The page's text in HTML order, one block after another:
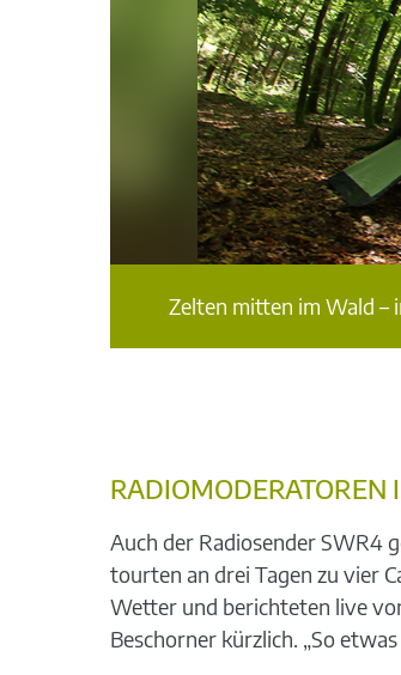
Zelten mitten im Wald –
RADIOMODERATOREN
Auch der Radiosender SWR4
tourten an drei Tagen zu vier
Wetter und berichteten live
Beschorner kürzlich. „So